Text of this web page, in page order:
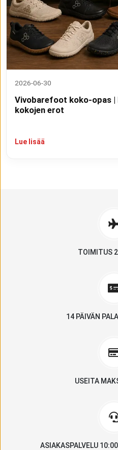
2026-06-30
Vivobarefoot koko-opas |
kokojen erot
Lue lisää
TOIMITUS
14 PÄIVÄN
USEITA
ASIAKASPALVELU